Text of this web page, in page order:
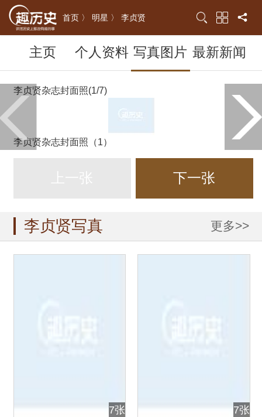
首页 〉 明星 〉 李贞贤
主页 个人资料 写真图片 最新新闻
李贞贤杂志封面照(1/7)
李贞贤杂志封面照（1）
下一张
李贞贤写真 更多>>
7张
7张